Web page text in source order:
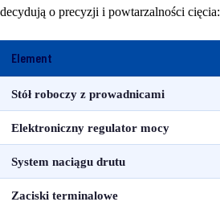
decydują o precyzji i powtarzalności cięcia:
Element
Stół roboczy z prowadnicami
Elektroniczny regulator mocy
System naciągu drutu
Zaciski terminalowe